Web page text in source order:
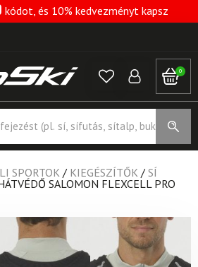
kódot, és 10% kedvezményt kapsz
0
SPORTOK / KIEGÉSZÍTŐK / SÍ
SALOMON FLEXCELL PRO